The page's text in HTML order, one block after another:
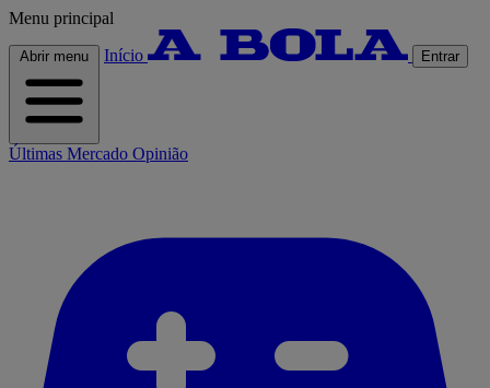
Menu principal
Abrir menu Início Entrar
Últimas Mercado Opinião